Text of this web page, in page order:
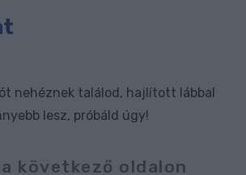
nehéznek találod, hajlított lábbal
lesz, próbáld úgy!
következő oldalon